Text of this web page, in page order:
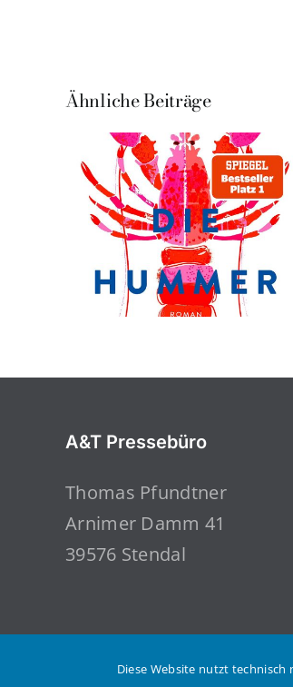
Ähnliche Beiträge
A&T Pressebüro
Thomas Pfundtner
Arnimer Damm 41
39576 Stendal
© Copyright 2023 | Thomas Pfundtner
Diese Website nutzt